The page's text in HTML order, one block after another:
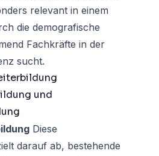
relevant in einem
die demografische
Fachkräfte in der
sucht.
und
Diese
darauf ab, bestehende